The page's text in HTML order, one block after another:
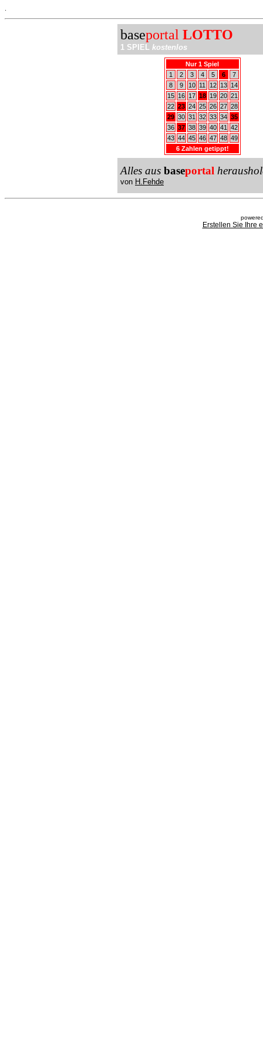
baseportal LOTTO
1 SPIEL kostenlos
Nur 1 Spiel
1
2 3 4 5 6
7
8
9 10 11 12 13
14
15
16 17 18 19 20 21
22 23 24 25 26 27 28
29 30 31 32 33 34 35
36 37 38 39 40 41
42
43 44 45 46 47 48 49
6 Zahlen getippt!
Alles aus baseportal
von H.Fehde
Erstellen Sie Ihre